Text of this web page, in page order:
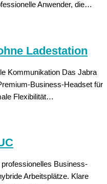
Anwender, die…
Ladestation
Kommunikation Das Jabra
Business-Headset für
Flexibilität…
Business-
Arbeitsplätze. Klare